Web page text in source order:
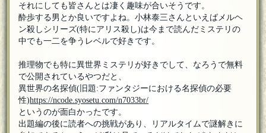
それにしても皆さんとは凄く趣味が合いそうです。
酔歩する男とか良いですよね。小林泰三さんといえばメルヘ
ン殺しシリーズ(特にアリス殺し)は今まで読んだミステリの
中でも一二を争うレベルで好きです。
推理物でも特に異世界ミステリが好きでして、なろうで無料
で公開されているやつだと、
異世界の名探偵(旧題:ファンタジーにおける名探偵の必要
性)https://ncode.syosetu.com/n7033br/
というのが面白かったです。
出題編の後に読者への挑戦があり、リアルタイムで謎解きに